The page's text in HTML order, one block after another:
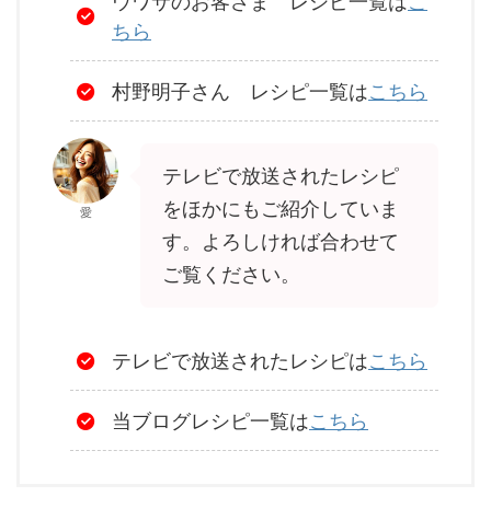
ちら
村野明子さん レシピ一覧はこちら
愛
テレビで放送されたレシピ
をほかにもご紹介していま
す。よろしければ合わせて
ご覧ください。
テレビで放送されたレシピはこちら
当ブログレシピ一覧はこちら